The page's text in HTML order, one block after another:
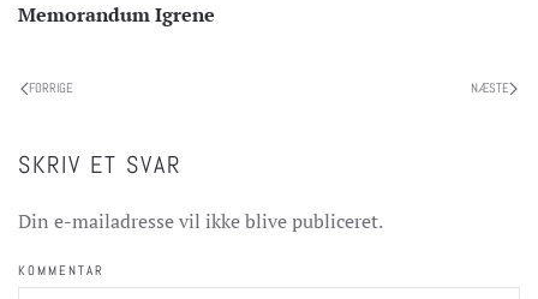
Memorandum Igrene
FORRIGE NÆSTE
SKRIV ET SVAR
Din e-mailadresse vil ikke blive publiceret.
KOMMENTAR